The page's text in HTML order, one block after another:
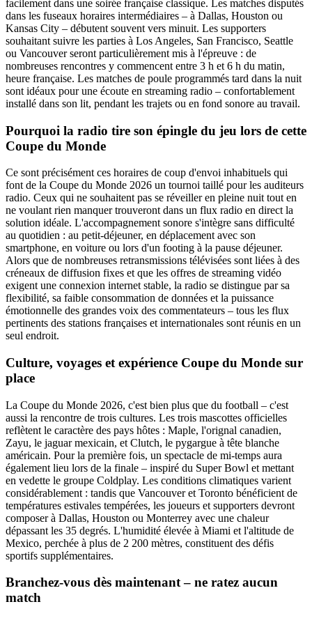
facilement dans une soirée française classique. Les matches disputés
dans les fuseaux horaires intermédiaires – à Dallas, Houston ou
Kansas City – débutent souvent vers minuit. Les supporters
souhaitant suivre les parties à Los Angeles, San Francisco, Seattle
ou Vancouver seront particulièrement mis à l'épreuve : de
nombreuses rencontres y commencent entre 3 h et 6 h du matin,
heure française. Les matches de poule programmés tard dans la nuit
sont idéaux pour une écoute en streaming radio – confortablement
installé dans son lit, pendant les trajets ou en fond sonore au travail.
Pourquoi la radio tire son épingle du jeu lors de cette
Coupe du Monde
Ce sont précisément ces horaires de coup d'envoi inhabituels qui
font de la Coupe du Monde 2026 un tournoi taillé pour les auditeurs
radio. Ceux qui ne souhaitent pas se réveiller en pleine nuit tout en
ne voulant rien manquer trouveront dans un flux radio en direct la
solution idéale. L'accompagnement sonore s'intègre sans difficulté
au quotidien : au petit-déjeuner, en déplacement avec son
smartphone, en voiture ou lors d'un footing à la pause déjeuner.
Alors que de nombreuses retransmissions télévisées sont liées à des
créneaux de diffusion fixes et que les offres de streaming vidéo
exigent une connexion internet stable, la radio se distingue par sa
flexibilité, sa faible consommation de données et la puissance
émotionnelle des grandes voix des commentateurs – tous les flux
pertinents des stations françaises et internationales sont réunis en un
seul endroit.
Culture, voyages et expérience Coupe du Monde sur
place
La Coupe du Monde 2026, c'est bien plus que du football – c'est
aussi la rencontre de trois cultures. Les trois mascottes officielles
reflètent le caractère des pays hôtes : Maple, l'orignal canadien,
Zayu, le jaguar mexicain, et Clutch, le pygargue à tête blanche
américain. Pour la première fois, un spectacle de mi-temps aura
également lieu lors de la finale – inspiré du Super Bowl et mettant
en vedette le groupe Coldplay. Les conditions climatiques varient
considérablement : tandis que Vancouver et Toronto bénéficient de
températures estivales tempérées, les joueurs et supporters devront
composer à Dallas, Houston ou Monterrey avec une chaleur
dépassant les 35 degrés. L'humidité élevée à Miami et l'altitude de
Mexico, perchée à plus de 2 200 mètres, constituent des défis
sportifs supplémentaires.
Branchez-vous dès maintenant – ne ratez aucun
match